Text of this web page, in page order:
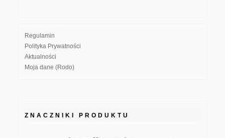
Regulamin
Polityka Prywatności
Aktualności
Moja dane (Rodo)
ZNACZNIKI PRODUKTU